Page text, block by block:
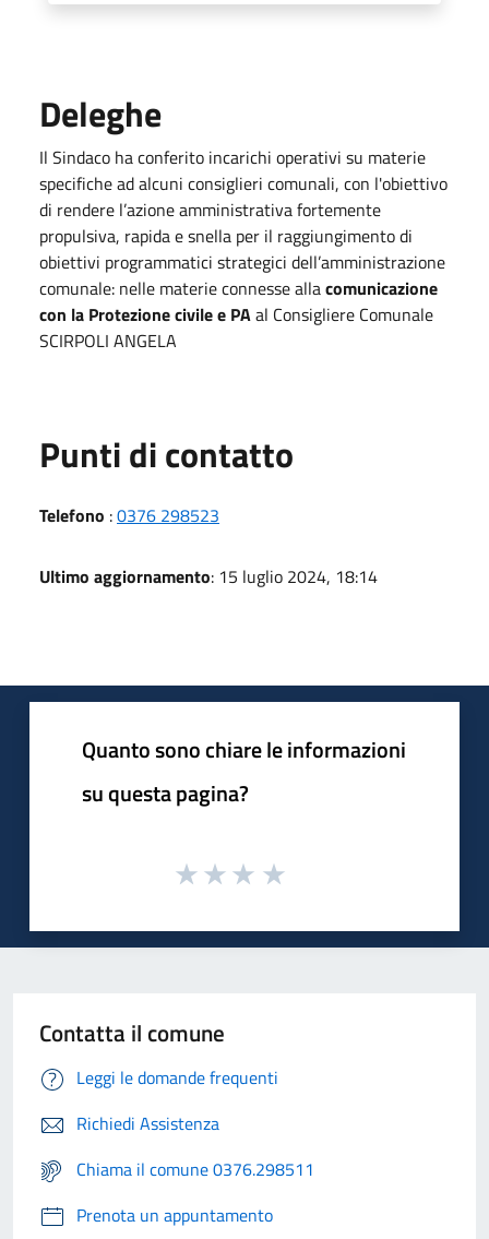
Deleghe
Il Sindaco ha conferito incarichi operativi su materie
specifiche ad alcuni consiglieri comunali, con l'obiettivo
di rendere l’azione amministrativa fortemente
propulsiva, rapida e snella per il raggiungimento di
obiettivi programmatici strategici dell’amministrazione
comunale: nelle materie connesse allacomunicazione
con la Protezione civile e PAal Consigliere Comunale
SCIRPOLI ANGELA
Punti di contatto
Telefono :0376 298523
Ultimo aggiornamento: 15 luglio 2024, 18:14
Quanto sono chiare le informazioni
su questa pagina?
Contatta il comune
Leggi le domande frequenti
Richiedi Assistenza
Chiama il comune 0376.298511
Prenota un appuntamento